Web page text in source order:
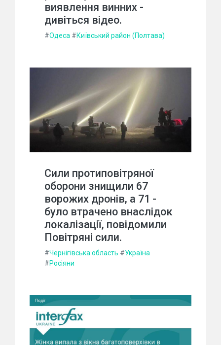
виявлення винних -
дивіться відео.
#Одеса #Київський район (Полтава)
Сили протиповітряної
оборони знищили 67
ворожих дронів, а 71 -
було втрачено внаслідок
локалізації, повідомили
Повітряні сили.
#Чернігівська область #Україна
#Росіяни